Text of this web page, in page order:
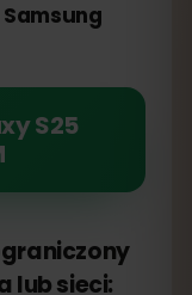
S25
lub sieci: